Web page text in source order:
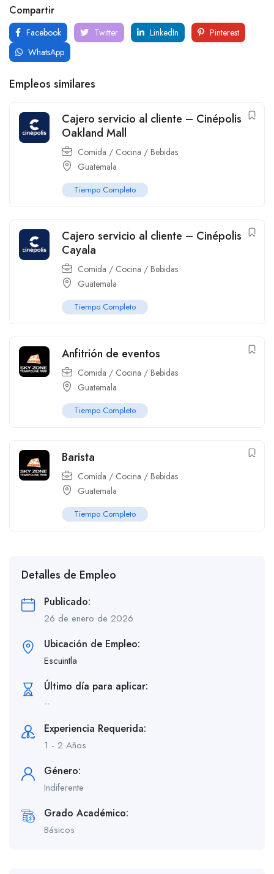
Compartir
Facebook Twitter LinkedIn
Pinterest
WhatsApp
Empleos similares
Cajero servicio al cliente – Cinépolis
Oakland Mall
Comida / Cocina / Bebidas
Guatemala
Tiempo Completo
Cajero servicio al cliente – Cinépolis
Cayala
Comida / Cocina / Bebidas
Guatemala
Tiempo Completo
Anfitrión de eventos
Comida / Cocina / Bebidas
Guatemala
Tiempo Completo
Barista
Comida / Cocina / Bebidas
Guatemala
Tiempo Completo
Detalles de Empleo
Publicado:
26 de enero de 2026
Ubicación de Empleo:
Escuintla
Último día para aplicar:
--
Experiencia Requerida:
1 - 2 Años
Género:
Indiferente
Grado Académico:
Básicos